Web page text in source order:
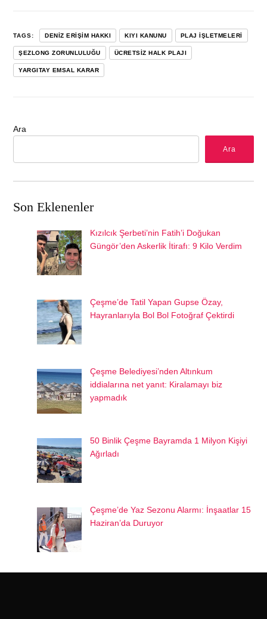
TAGS: DENIZ ERIŞIM HAKKI KIYI KANUNU PLAJ IŞLETMELERI
ŞEZLONG ZORUNLULUĞU ÜCRETSIZ HALK PLAJI
YARGITAY EMSAL KARAR
Ara
Ara
Son Eklenenler
Kızılcık Şerbeti’nin Fatih’i Doğukan
Güngör’den Askerlik İtirafı: 9 Kilo Verdim
Çeşme’de Tatil Yapan Gupse Özay,
Hayranlarıyla Bol Bol Fotoğraf Çektirdi
Çeşme Belediyesi’nden Altınkum
iddialarına net yanıt: Kiralamayı biz
yapmadık
50 Binlik Çeşme Bayramda 1 Milyon Kişiyi
Ağırladı
Çeşme’de Yaz Sezonu Alarmı: İnşaatlar 15
Haziran’da Duruyor